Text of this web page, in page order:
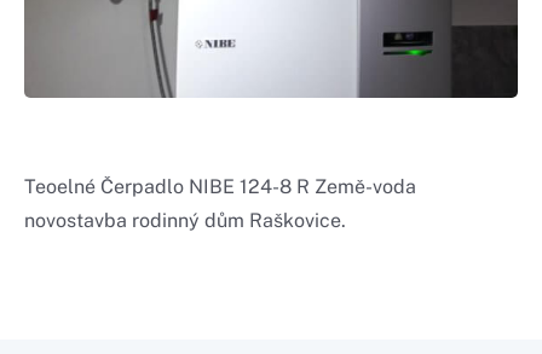
Teoelné Čerpadlo NIBE 124-8 R Země-voda
novostavba rodinný dům Raškovice.